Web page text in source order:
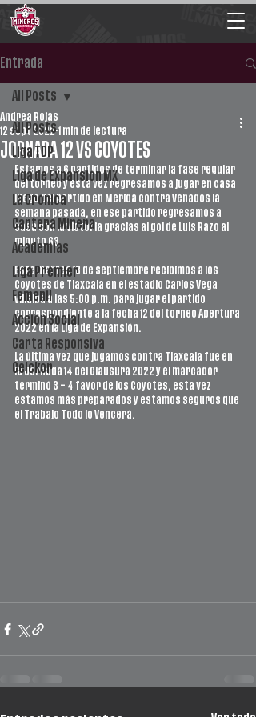
Entrada
All Posts
Liga TDP
Liga de Expansión MX
La Crónica
Cantera Minera
Academias
Liga Premier
Femenil
Acción Social
Carta Responsiva
Ceickor
All Posts
JORNADA 12 VS COYOTES
Andrea Rojas
12 sept 2022 1 min de lectura
Estamos a 6 partidos de terminar la fase regular
del torneo y esta vez regresamos a jugar en casa
luego del partido en Mérida contra Venados la
semana pasada, en ese partido regresamos a
casa con la victoria gracias al gol de Luis Razo al
minuto 63.
Este martes 13 de septiembre recibimos a los
Coyotes de Tlaxcala en el estadio Carlos Vega
Villalba a las 5:00 p.m. para jugar el partido
correspondiente a la fecha 12 del torneo Apertura
2022 en la Liga de Expansión.
La última vez que jugamos contra Tlaxcala fue en
la Jornada 14 del Clausura 2022 y el marcador
terminó 3 – 4 favor de los Coyotes, esta vez
estamos más preparados y estamos seguros que
el Trabajo Todo lo Vencerá.